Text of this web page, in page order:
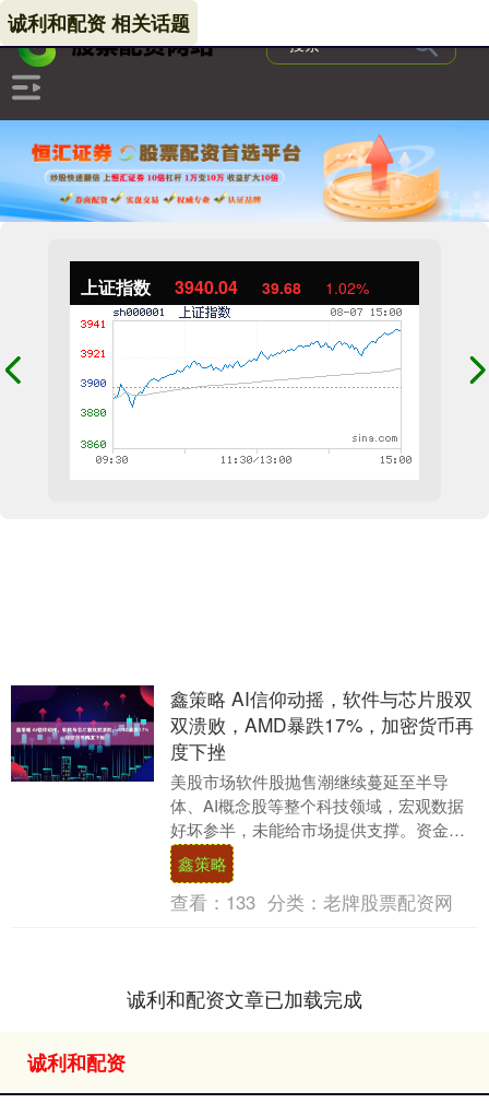
上证指数 3940.04 39.68 1.02%
诚利和配资 相关话题
鑫策略 AI信仰动摇，软件与芯片股双
双溃败，AMD暴跌17%，加密货币再
度下挫
美股市场软件股抛售潮继续蔓延至半导
体、AI概念股等整个科技领域，宏观数据
好坏参半，未能给市场提供支撑。资金从
美股科技和成长股中撤出，轮动至能源、
材料等价值板块。....
鑫策略
查看： 133 分类： 老牌股票配资网
诚利和配资文章已加载完成
诚利和配资